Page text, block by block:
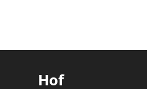
Hof